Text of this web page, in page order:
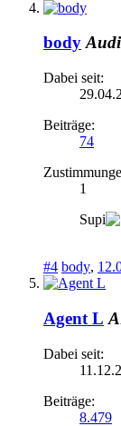
body
Dabei seit:
Beiträge:
74
1
Supi
#4 body,
Agent L
Dabei seit:
Beiträge:
8.479